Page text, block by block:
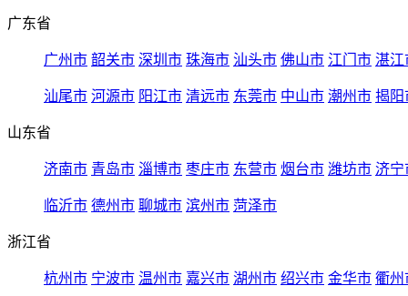
广东省
广州市 韶关市 深圳市 珠海市 汕头市 佛山市 江门市 湛江
汕尾市 河源市 阳江市 清远市 东莞市 中山市 潮州市 揭阳
山东省
济南市 青岛市 淄博市 枣庄市 东营市 烟台市 潍坊市 济宁
临沂市 德州市 聊城市 滨州市 菏泽市
浙江省
杭州市 宁波市 温州市 嘉兴市 湖州市 绍兴市 金华市 衢州